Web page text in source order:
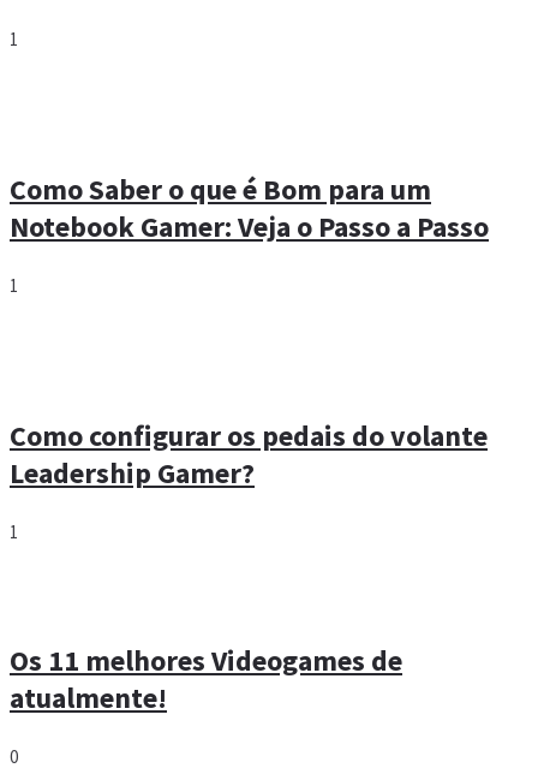
1
Como Saber o que é Bom para um
Notebook Gamer: Veja o Passo a Passo
1
Como configurar os pedais do volante
Leadership Gamer?
1
Os 11 melhores Videogames de
atualmente!
0